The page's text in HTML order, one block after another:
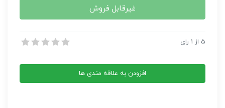
غیرقابل فروش
کتاب المپیاد آنالیز مختلط و کاربرهای آن
5 از 1 رای
افزودن به علاقه مندی ها